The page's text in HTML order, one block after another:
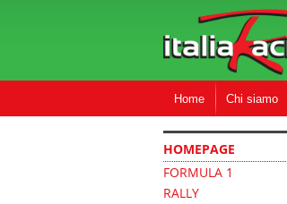
Home Chi siamo
HOMEPAGE
FORMULA 1
RALLY